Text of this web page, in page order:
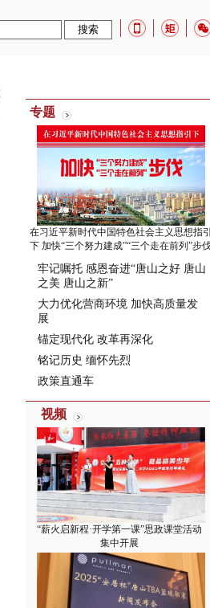
专题
在习近平新时代中国特色社会主义思想指引
下 加快“三个努力建成”“三个走在前列”步
牢记嘱托 感恩奋进“唐山之好 唐山
之美 唐山之新”
大力优化营商环境 加快高质量发
展
锚定现代化 改革再深化
铭记历史 缅怀先烈
政策直通车
视频
“薪火启新程·开学第一课”思政课堂活动
集中开展